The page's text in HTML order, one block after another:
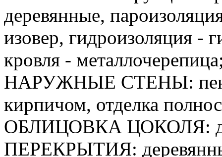
деревянные,
изовер, гидроизоляция -
кровля -
НАРУЖНЫЕ СТЕНЫ:
кирпичом, отделка
ОБЛИЦОВКА ЦОКОЛЯ:
ПЕРЕКРЫТИЯ: